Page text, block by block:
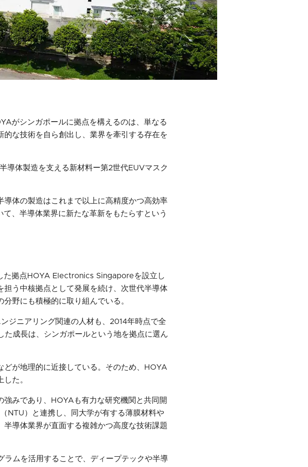
がシンガポールに拠点を構えるのは、単なる
な技術を自ら創出し、業界を牽引する存在を
導体製造を支える新材料ー第2世代EUVマスク
体の製造はこれまで以上に高精度かつ高効率
、半導体業界に新たな革新をもたらすという
た拠点HOYA Electronics Singaporeを設立し
担う中核拠点として発展を続け、次世代半導体
野にも積極的に取り組んでいる。
ジニアリング関連の人材も、2014年時点で全
た成長は、シンガポールという地を拠点に選ん
が地理的に近接している。そのため、HOYA
た。
みであり、HOYAも有力な研究機関と共同開
NTU）と連携し、同大学が有する薄膜材料や
導体業界が直面する複雑かつ高度な技術課題
ラムを活用することで、ディープテックや半導